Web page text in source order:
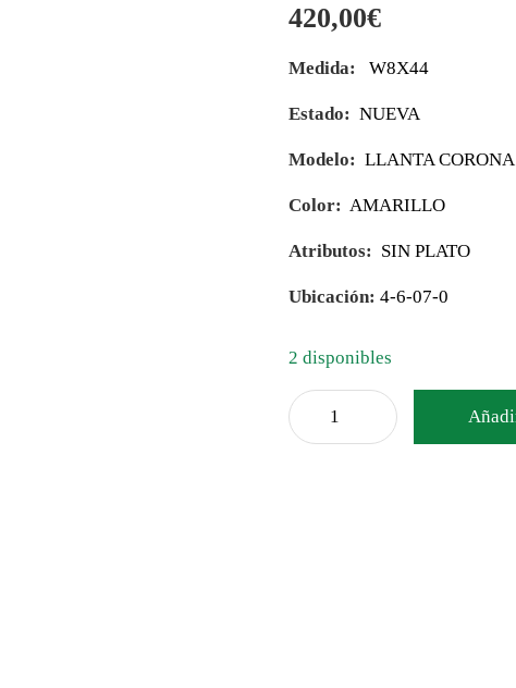
420,00€
Medida: W8X44
Estado: NUEVA
Modelo: LLANTA
Color: AMARILLO
Atributos: SIN PLATO
Ubicación: 4-6-07-0
2 disponibles